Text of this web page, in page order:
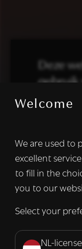
Welcome
We are used to
excellent
to fill in the
you to our
Select your
NL-
Deze
gebruik
We
informatie
met onze
die deze
informatie
van hun
Strikt